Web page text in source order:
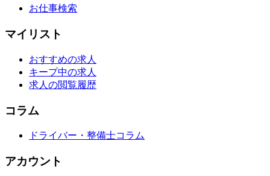
お仕事検索
マイリスト
おすすめの求人
キープ中の求人
求人の閲覧履歴
コラム
ドライバー・整備士コラム
アカウント